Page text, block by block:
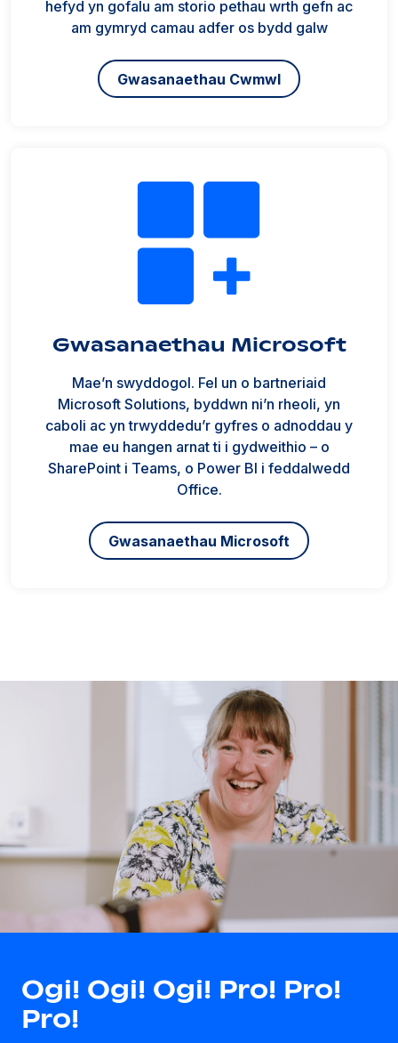
hefyd yn gofalu am storio pethau wrth gefn ac
am gymryd camau adfer os bydd galw
Gwasanaethau Cwmwl
Gwasanaethau Microsoft
Mae’n swyddogol. Fel un o bartneriaid
Microsoft Solutions, byddwn ni’n rheoli, yn
caboli ac yn trwyddedu’r gyfres o adnoddau y
mae eu hangen arnat ti i gydweithio – o
SharePoint i Teams, o Power BI i feddalwedd
Office.
Gwasanaethau Microsoft
Ogi! Ogi! Ogi! Pro! Pro!
Pro!